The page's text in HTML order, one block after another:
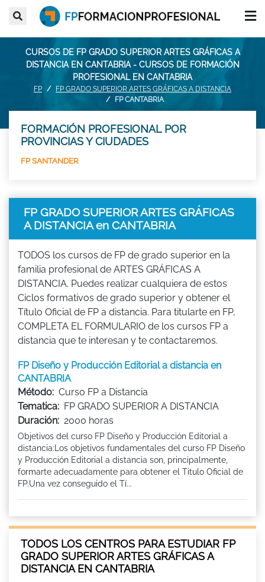
CURSOS DE FP GRADO SUPERIOR ARTES GRÁFICAS A
DISTANCIA EN CANTABRIA - CURSOS DE FORMACIÓN
PROFESIONAL EN CANTABRIA
FP
FP GRADO SUPERIOR ARTES GRÁFICAS A DISTANCIA
FP CANTABRIA
FORMACIÓN PROFESIONAL POR
PROVINCIAS Y CIUDADES
FP SANTANDER
FP GRADO SUPERIOR ARTES GRÁFICAS
A DISTANCIA en CANTABRIA
TODOS los cursos de FP de grado superior en la
familia profesional de ARTES GRÁFICAS A
DISTANCIA. Puedes realizar cualquiera de estos
Ciclos formativos de grado superior y obtener el
Título Oficial de FP a distancia. Para titularte en FP,
COMPLETA EL FORMULARIO de los cursos FP a
distancia que te interesan y te contactaremos.
FP Diseño y Producción Editorial a distancia en
CANTABRIA
Método: Curso FP a Distancia
Tematica: FP GRADO SUPERIOR A DISTANCIA
Duración: 2000 horas
Objetivos del curso FP Diseño y Producción Editorial a
distancia:Los objetivos fundamentales del curso FP Diseño
y Producción Editorial a distancia son, principalmente,
formarte adecuadamente para obtener el Titulo Oficial de
FP.Una vez conseguido el Tí...
TODOS LOS CENTROS PARA ESTUDIAR FP
GRADO SUPERIOR ARTES GRÁFICAS A
DISTANCIA EN CANTABRIA